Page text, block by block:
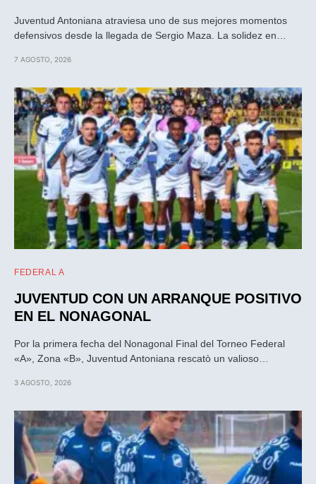
Juventud Antoniana atraviesa uno de sus mejores momentos
defensivos desde la llegada de Sergio Maza. La solidez en…
7 AGOSTO, 2026
FEDERAL A
JUVENTUD CON UN ARRANQUE POSITIVO
EN EL NONAGONAL
Por la primera fecha del Nonagonal Final del Torneo Federal
«A», Zona «B», Juventud Antoniana rescatò un valioso…
3 AGOSTO, 2026